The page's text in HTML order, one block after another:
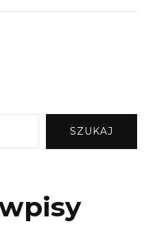
SZUKAJ